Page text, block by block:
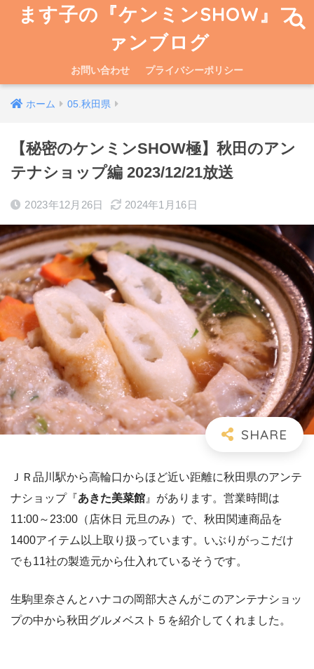
ます子の『ケンミンSHOW』フ
ァンブログ
お問い合わせ プライバシーポリシー
ホーム 05.秋田県
【秘密のケンミンSHOW極】秋田のアン
テナショップ編 2023/12/21放送
2023年12月26日 2024年1月16日
ＪＲ品川駅から高輪口からほど近い距離に秋田県のアンテ
ナショップ『 あきた美菜館』があります。営業時間は
11:00～23:00（店休日 元旦のみ）で、秋田関連商品を
1400アイテム以上取り扱っています。いぶりがっこだけ
でも11社の製造元から仕入れているそうです。
生駒里奈さんとハナコの岡部大さんがこのアンテナショッ
プの中から秋田グルメベスト５を紹介してくれました。